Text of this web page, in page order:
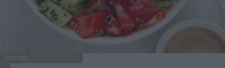
CUCINA